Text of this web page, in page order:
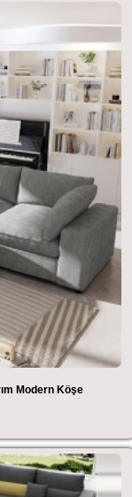
Modern Köşe